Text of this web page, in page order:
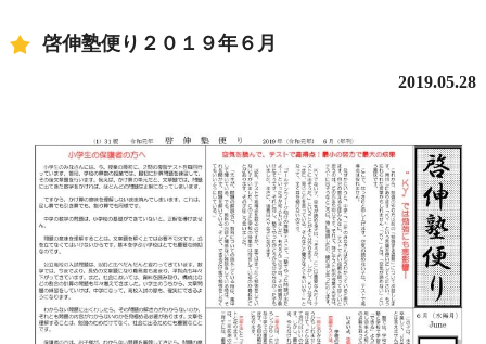
啓伸塾便り２０１９年６月
2019.05.28